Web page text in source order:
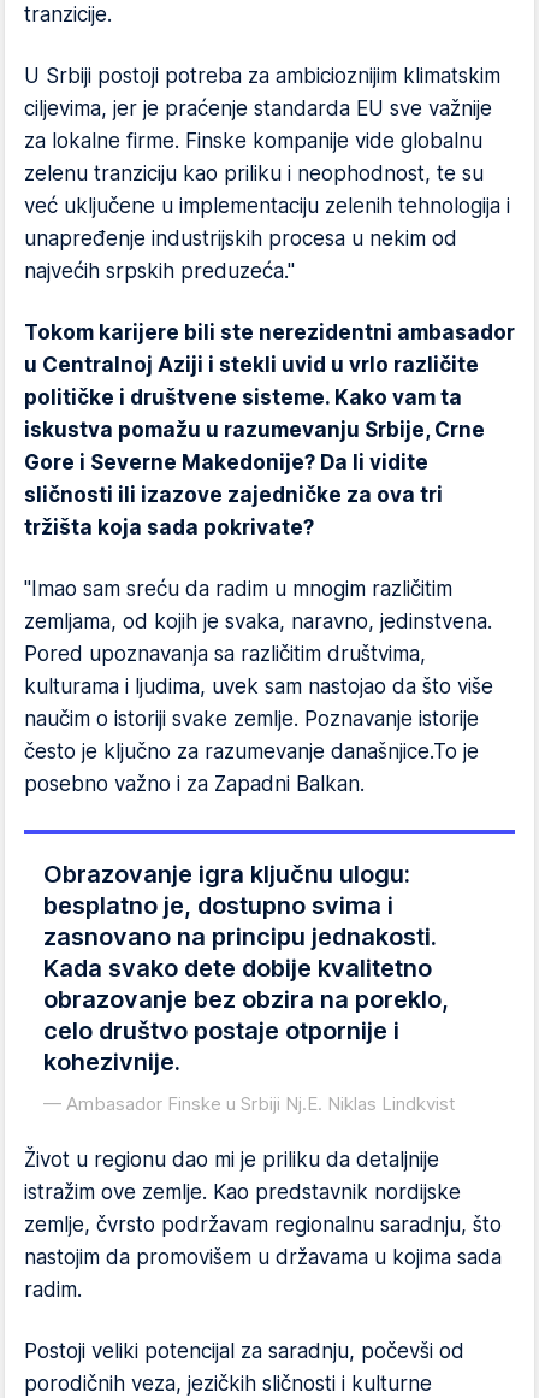
tranzicije.
U Srbiji postoji potreba za ambicioznijim klimatskim
ciljevima, jer je praćenje standarda EU sve važnije
za lokalne firme. Finske kompanije vide globalnu
zelenu tranziciju kao priliku i neophodnost, te su
već uključene u implementaciju zelenih tehnologija i
unapređenje industrijskih procesa u nekim od
najvećih srpskih preduzeća."
Tokom karijere bili ste nerezidentni ambasador
u Centralnoj Aziji i stekli uvid u vrlo različite
političke i društvene sisteme. Kako vam ta
iskustva pomažu u razumevanju Srbije, Crne
Gore i Severne Makedonije? Da li vidite
sličnosti ili izazove zajedničke za ova tri
tržišta koja sada pokrivate?
"Imao sam sreću da radim u mnogim različitim
zemljama, od kojih je svaka, naravno, jedinstvena.
Pored upoznavanja sa različitim društvima,
kulturama i ljudima, uvek sam nastojao da što više
naučim o istoriji svake zemlje. Poznavanje istorije
često je ključno za razumevanje današnjice.To je
posebno važno i za Zapadni Balkan.
Obrazovanje igra ključnu ulogu:
besplatno je, dostupno svima i
zasnovano na principu jednakosti.
Kada svako dete dobije kvalitetno
obrazovanje bez obzira na poreklo,
celo društvo postaje otpornije i
kohezivnije.
Ambasador Finske u Srbiji Nj.E. Niklas Lindkvist
Život u regionu dao mi je priliku da detaljnije
istražim ove zemlje. Kao predstavnik nordijske
zemlje, čvrsto podržavam regionalnu saradnju, što
nastojim da promovišem u državama u kojima sada
radim.
Postoji veliki potencijal za saradnju, počevši od
porodičnih veza, jezičkih sličnosti i kulturne